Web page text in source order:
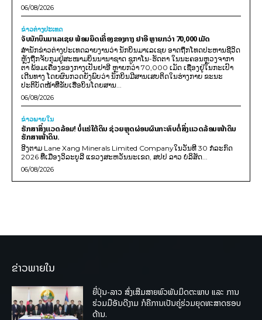
06/08/2026
ຂ່າວຕ່າງປະເທດ
ຈັບນັກບິນມາເລເຊຍ ພ້ອມຍຶດເຄື່ອງຂອງກາງ ຢາອີ ຫຼາຍກວ່າ 70,000 ເມັດ
ສຳນັກຂ່າວຕ່າງປະເທດລາຍງານວ່າ ນັກບິນມາເລເຊຍ ອາດຖືກໂທດປະຫານຊີວິດ
ຫຼັງຖືກຈັບກຸມຢູ່ສະໜາມບິນນານາຊາດ ຊູກາໂນ-ຮັດຕາ ໃນນະຄອນຫຼວງຈາກາ
ຕາ ພ້ອມເຄື່ອງຂອງກາງເປັນຢາອີ ຫຼາຍກວ່າ 70,000 ເມັດ ເຊື່ອງຢູ່ໃນກະເປົາ
ເດີນທາງ ໂດຍຜົນກວດຍັງພົບວ່າ ນັກບິນມີສານເສບຕິດໃນຮ່າງກາຍ ຂະນະ
ປະຕິບັດໜ້າທີ່ຂັບເຮືອບິນໂດຍສານ...
06/08/2026
ຂ່າວພາຍ​ໃນ
ຮັກສາສິ່ງແວດລ້ອມ! ບໍ່ແຮ່ໃຕ້ດິນ ຊ່ວຍຫຼຸດຜ່ອນຜົນກະທົບຕໍ່ສິ່ງແວດລ້ອມໜ້າດິນ
ຮັກສາໜ້າດິນ.
ອີງຕາມ Lane Xang Minerals Limited Companyໃນວັນທີ 30 ກໍລະກົດ
2026 ທີ່ເມືອງວິລະບູລີ ແຂວງສະຫວັນນະເຂດ, ສປປ ລາວ ບໍລິສັດ...
06/08/2026
ຂ່າວພາຍໃນ
ຍີ່ປຸ່ນ-ລາວ ສົ່ງເສີມສາຍພົວພັນມິດຕະພາບ ແລະ ການ
ຮ່ວມມືອັນດີງາມ ກໍຄືການເປັນຄູ່ຮ່ວມຍຸດທະສາດຮອບ
ດ້ານ.